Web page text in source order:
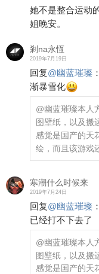
她不是整合运动
姐晚安。
剎na永恆
2019年7月19日
回复@幽蓝璀璨 ：
渐暴雪化
@幽蓝璀璨本人
图壁纸，以及搬
感觉是国产的天
绘，而且该游戏
寒潮什么时候来
2019年7月24日
回复@幽蓝璀璨 ：
已经打不下去了
@幽蓝璀璨本人
图壁纸，以及搬
感觉是国产的天